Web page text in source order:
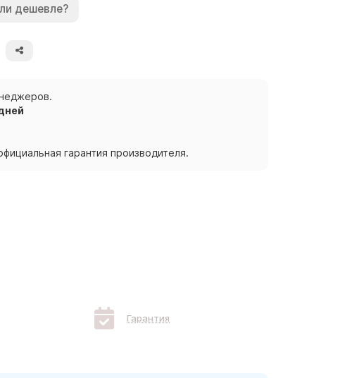
дешевле?
гарантия производителя.
Гарантия